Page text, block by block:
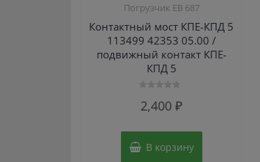
Погрузчик ЕВ 687
Контактный мост КПЕ-КПД 5
113499 42353 05.00 /
подвижный контакт КПЕ-
КПД 5
02,400 ₽
В корзину